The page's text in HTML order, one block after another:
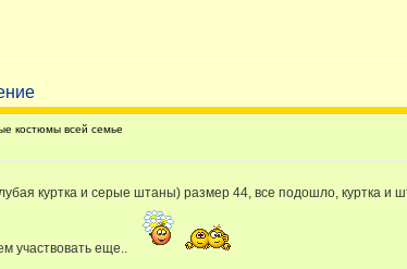
костюмы всей семье
куртка и серые штаны) размер 44, все подошло, куртка и
участвовать еще..